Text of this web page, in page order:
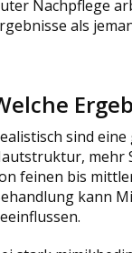
Nachpflege
als
sind
mehr
feinen bis
kann